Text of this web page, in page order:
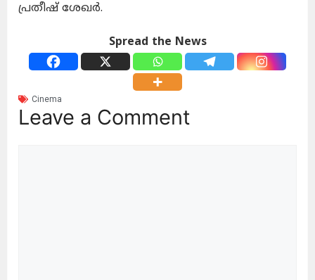
പ്രതീഷ് ശേഖർ.
Spread the News
Cinema
Leave a Comment